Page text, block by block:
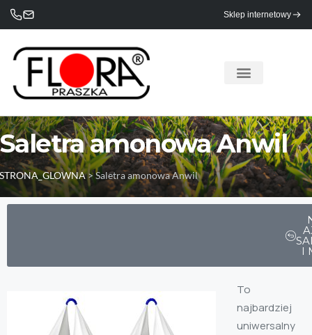
Sklep internetowy
Saletra amonowa Anwil
STRONA_GLOWNA >Saletra amonowa Anwil
I
To
najbardziej
uniwersalny